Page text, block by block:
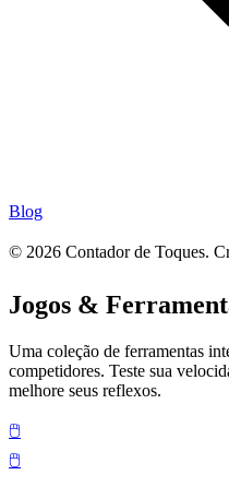
Blog
© 2026 Contador de Toques.
Jogos &
Uma coleção de ferramentas
competidores. Teste sua
melhore seus reflexos.
🖱️
🖱️